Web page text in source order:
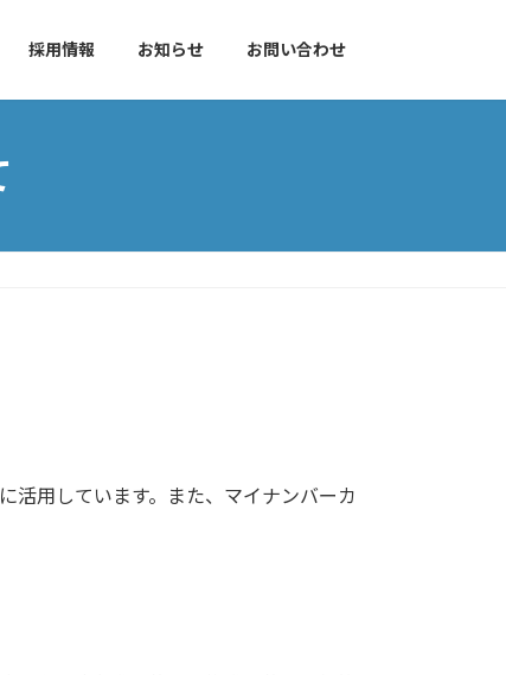
採用情報 お知らせ お問い合わせ
活用しています。また、マイナンバーカ